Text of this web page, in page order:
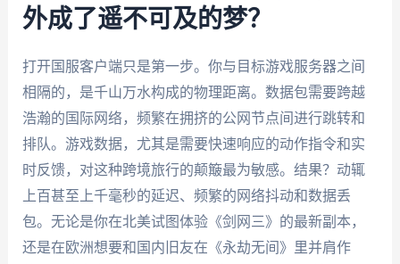
外成了遥不可及的梦？
打开国服客户端只是第一步。你与目标游戏服务器之间
相隔的，是千山万水构成的物理距离。数据包需要跨越
浩瀚的国际网络，频繁在拥挤的公网节点间进行跳转和
排队。游戏数据，尤其是需要快速响应的动作指令和实
时反馈，对这种跨境旅行的颠簸最为敏感。结果？动辄
上百甚至上千毫秒的延迟、频繁的网络抖动和数据丢
包。无论是你在北美试图体验《剑网三》的最新副本，
还是在欧洲想要和国内旧友在《永劫无间》里并肩作